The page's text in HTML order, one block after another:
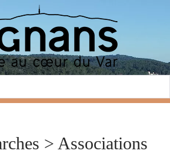
> Associations